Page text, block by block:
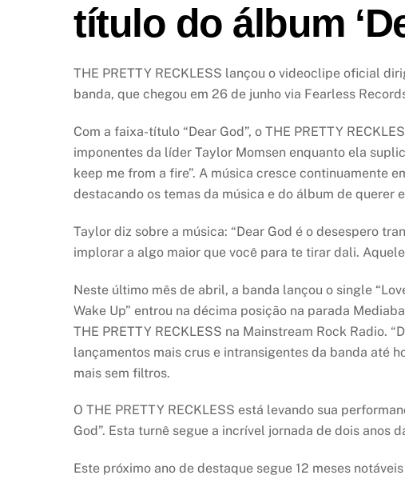
título do álbum
THE PRETTY RECKLESS lançou o videoclipe oficial
banda, que chegou em 26 de junho via Fearless
Com a faixa-título “Dear God”, o THE PRETTY
imponentes da líder Taylor Momsen enquanto ela
keep me from a fire”. A música cresce continuamente
destacando os temas da música e do álbum de querer
Taylor diz sobre a música: “Dear God é o desespero
implorar a algo maior que você para te tirar dali.
Neste último mês de abril, a banda lançou o single
Wake Up” entrou na décima posição na parada
THE PRETTY RECKLESS na Mainstream Rock Radio.
lançamentos mais crus e intransigentes da banda até
mais sem filtros.
O THE PRETTY RECKLESS está levando sua
God”. Esta turnê segue a incrível jornada de dois anos
Este próximo ano de destaque segue 12 meses